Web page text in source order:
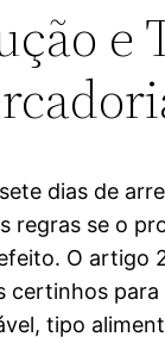
e
dias de
regras se o
O artigo
certinhos
tipo